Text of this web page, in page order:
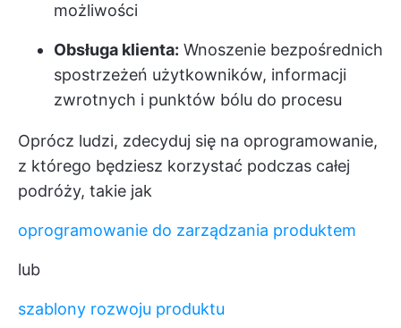
możliwości
Obsługa klienta: Wnoszenie bezpośrednich
spostrzeżeń użytkowników, informacji
zwrotnych i punktów bólu do procesu
Oprócz ludzi, zdecyduj się na oprogramowanie,
z którego będziesz korzystać podczas całej
podróży, takie jak
oprogramowanie do zarządzania produktem
lub
szablony rozwoju produktu